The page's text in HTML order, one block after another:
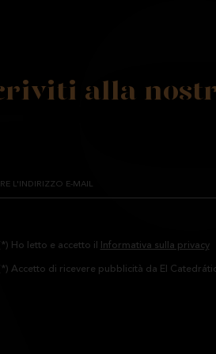
alla
Ho letto e accetto il Informativa sulla privacy
Accetto di ricevere pubblicità da El